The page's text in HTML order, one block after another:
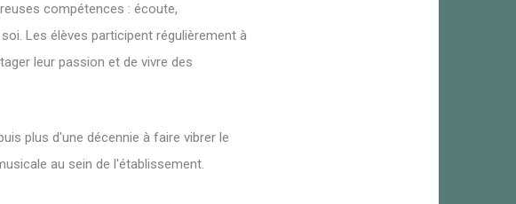
compétences : écoute,
Les élèves participent régulièrement à
leur passion et de vivre des
plus d'une décennie à faire vibrer le
au sein de l'établissement.